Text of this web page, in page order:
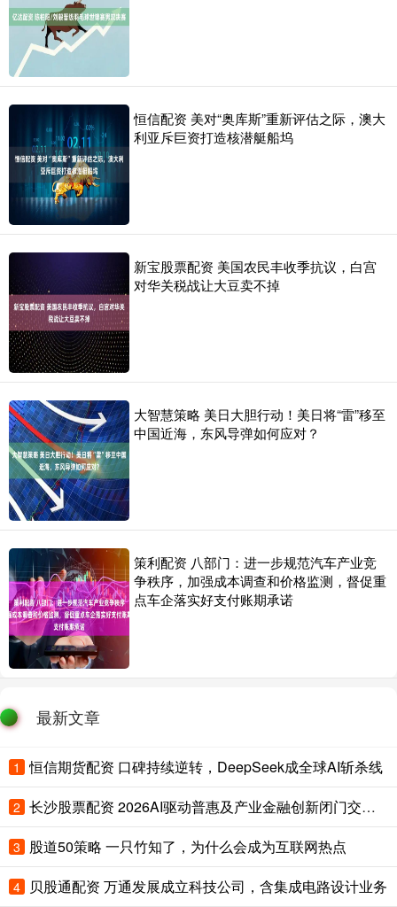
恒信配资 美对“奥库斯”重新评估之际，澳大
利亚斥巨资打造核潜艇船坞
新宝股票配资 美国农民丰收季抗议，白宫
对华关税战让大豆卖不掉
大智慧策略 美日大胆行动！美日将“雷”移至
中国近海，东风导弹如何应对？
策利配资 八部门：进一步规范汽车产业竞
争秩序，加强成本调查和价格监测，督促重
点车企落实好支付账期承诺
最新文章
1 恒信期货配资 口碑持续逆转，DeepSeek成全球AI斩杀线
2 长沙股票配资 2026AI驱动普惠及产业金融创新闭门交流会暨星图AI新产品发布会成功举办
3 股道50策略 一只竹知了，为什么会成为互联网热点
4 贝股通配资 万通发展成立科技公司，含集成电路设计业务